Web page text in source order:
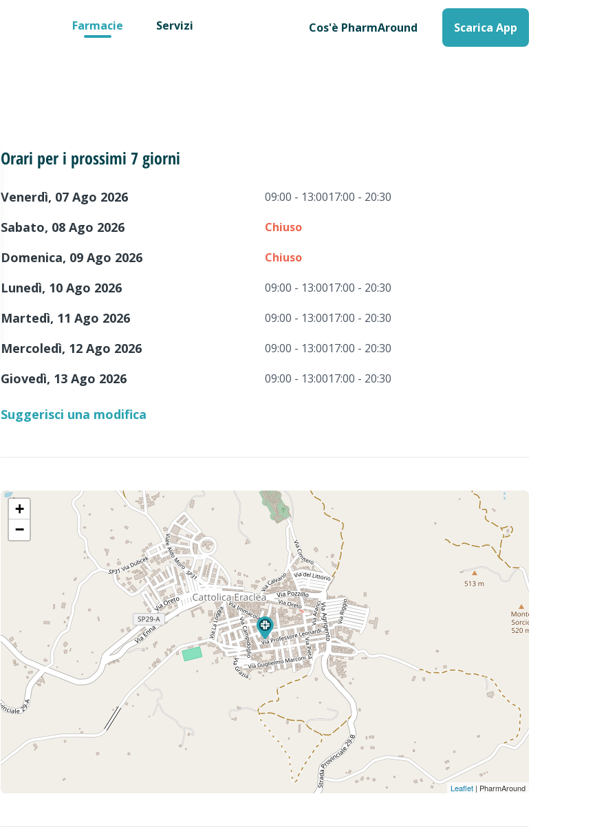
Farmacie Servizi Cos'è PharmAround Scarica App
Orari per i prossimi 7 giorni
Venerdì, 07 Ago 2026 09:00 - 13:0017:00 - 20:30
Sabato, 08 Ago 2026 Chiuso
Domenica, 09 Ago 2026 Chiuso
Lunedì, 10 Ago 2026 09:00 - 13:0017:00 - 20:30
Martedì, 11 Ago 2026 09:00 - 13:0017:00 - 20:30
Mercoledì, 12 Ago 2026 09:00 - 13:0017:00 - 20:30
Giovedì, 13 Ago 2026 09:00 - 13:0017:00 - 20:30
Suggerisci una modifica
+
−
Leaflet | PharmAround